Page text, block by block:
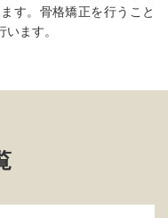
す。骨格矯正を行うこと
ます。